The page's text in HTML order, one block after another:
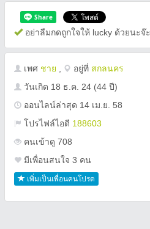
อย่าลืมกดถูกใจให้ lucky ด้วยนะจ๊ะ
เพศ ชาย อยู่ที่ สกลนคร
วันเกิด 18 ธ.ค. 24 (44 ปี)
ออนไลน์ล่าสุด 14 เม.ย. 58
โปรไฟล์ไอดี 188603
คนเข้าดู 708
มีเพื่อนสนใจ 3 คน
เพิ่มเป็นเพื่อนคนโปรด